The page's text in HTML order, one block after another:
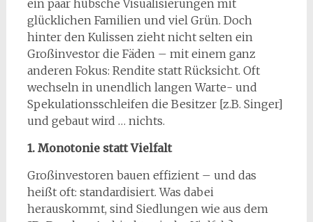
ein paar hübsche Visualisierungen mit
glücklichen Familien und viel Grün. Doch
hinter den Kulissen zieht nicht selten ein
Großinvestor die Fäden – mit einem ganz
anderen Fokus: Rendite statt Rücksicht. Oft
wechseln in unendlich langen Warte- und
Spekulationsschleifen die Besitzer [z.B. Singer]
und gebaut wird … nichts.
1. Monotonie statt Vielfalt
Großinvestoren bauen effizient – und das
heißt oft: standardisiert. Was dabei
herauskommt, sind Siedlungen wie aus dem